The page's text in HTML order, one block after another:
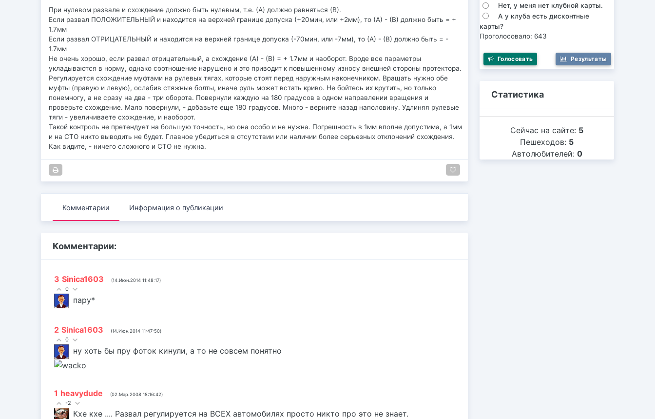
При нулевом развале и схождение должно быть нулевым, т.е. (А) должно равняться (В).
Если развал ПОЛОЖИТЕЛЬНЫЙ и находится на верхней границе допуска (+20мин, или +2мм), то (А) - (В) должно быть = +
1.7мм
Если развал ОТРИЦАТЕЛЬНЫЙ и находится на верхней границе допуска (-70мин, или -7мм), то (А) - (В) должно быть = -
1.7мм
Не очень хорошо, если развал отрицательный, а схождение (А) - (В) = + 1.7мм и наоборот. Вроде все параметры
укладываются в норму, однако соотношение нарушено и это приводит к повышенному износу внешней стороны протектора.
Регулируется схождение муфтами на рулевых тягах, которые стоят перед наружным наконечником. Вращать нужно обе
муфты (правую и левую), ослабив стяжные болты, иначе руль может встать криво. Не бойтесь их крутить, но только
понемногу, а не сразу на два - три оборота. Повернули каждую на 180 градусов в одном направлении вращения и
проверьте схождение. Мало повернули, - добавьте еще 180 градусов. Много - верните назад наполовину. Удлиняя рулевые
тяги - увеличиваете схождение, и наоборот.
Такой контроль не претендует на большую точность, но она особо и не нужна. Погрешность в 1мм вполне допустима, а 1мм
и на СТО никто выводить не будет. Главное убедиться в отсутствии или наличии более серьезных отклонений схождения.
Как видите, - ничего сложного и СТО не нужна.
Комментарии Информация о публикации
Комментарии:
3 Sinica1603 (14.Июн.2014 11:48:17)
0
пару*
2 Sinica1603 (14.Июн.2014 11:47:50)
0
ну хоть бы пру фоток кинули, а то не совсем понятно
1 heavydude (02.Мар.2008 18:16:42)
-2
Кхе кхе .... Развал регулируется на ВСЕХ автомобилях просто никто про это не знает.
Нет, у меня нет клубной карты.
А у клуба есть дисконтные
карты?
Проголосовало: 643
Голосовать Результаты
Статистика
Сейчас на сайте: 5
Пешеходов: 5
Автолюбителей: 0